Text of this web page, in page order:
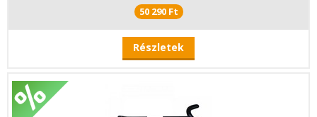
50 290 Ft
Részletek